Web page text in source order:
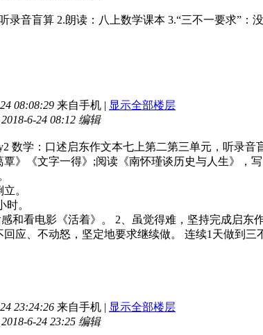
录音盲算 2.朗读：八上数学课本 3.“三不一要求”
08:08:29 来自手机 | 显示全部楼层
6-24 08:12 编辑
数学：口述启东作文本七上第二第三单元，听录音
》《文字一得》;阅读《南怀瑾谈历史与人生》，
。
时。
和看电影《活着》。 2、虽觉得难，坚持完成启东
应、不动怒，坚定地要求继续做。 连续1天做到三
23:24:26 来自手机 | 显示全部楼层
6-24 23:25 编辑